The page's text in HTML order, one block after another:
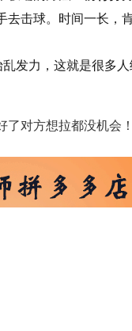
去击球。时间一长，
发力，这就是很多人
对方想拉都没机会！